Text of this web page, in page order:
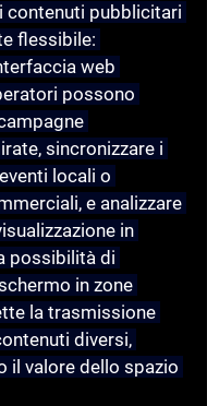
contenuti pubblicitari
flessibile:
web
possono
sincronizzare i
locali o
e analizzare
in
possibilità di
in zone
la trasmissione
diversi,
il valore dello spazio